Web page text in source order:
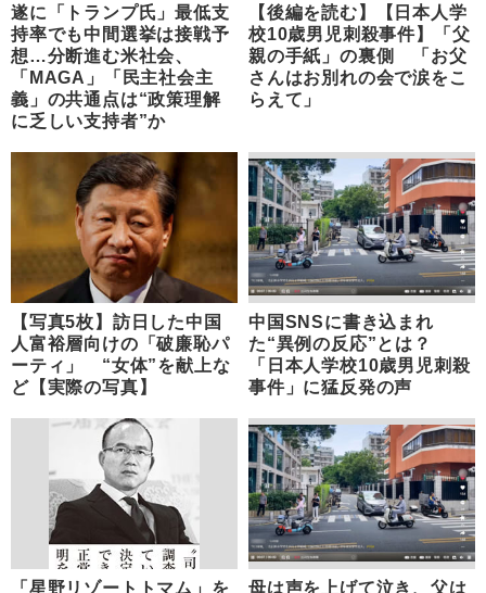
遂に「トランプ氏」最低支
持率でも中間選挙は接戦予
想…分断進む米社会、
「MAGA」「民主社会主
義」の共通点は“政策理解
に乏しい支持者”か
【後編を読む】【日本人学
校10歳男児刺殺事件】「父
親の手紙」の裏側 「お父
さんはお別れの会で涙をこ
らえて」
【写真5枚】訪日した中国
人富裕層向けの「破廉恥パ
ーティ」 “女体”を献上な
ど【実際の写真】
中国SNSに書き込まれ
た“異例の反応”とは？
「日本人学校10歳男児刺殺
事件」に猛反発の声
「星野リゾートトマム」を
母は声を上げて泣き、父は